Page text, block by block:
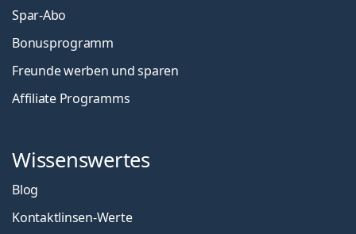
Spar-Abo
Bonusprogramm
Freunde werben und sparen
Affiliate Programms
Wissenswertes
Blog
Kontaktlinsen-Werte